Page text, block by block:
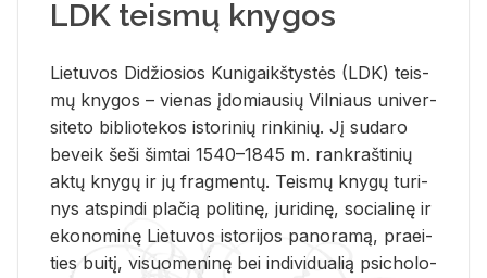
LDK teismų knygos
Lie­tu­vos Di­džio­sios Ku­ni­gaikš­tys­tės (LDK) teis­
mų kny­gos – vie­nas įdo­miau­sių Vil­niaus uni­ver­
si­te­to bi­b­lio­te­kos is­to­ri­nių rin­ki­nių. Jį su­da­ro
be­veik šeši šim­tai 1540–1845 m. rank­raš­ti­nių
aktų kny­gų ir jų frag­men­tų. Teis­mų kny­gų tu­ri­
nys at­spin­di pla­čią po­li­ti­nę, ju­ri­di­nę, so­cia­li­nę ir
eko­no­mi­nę Lie­tu­vos is­to­ri­jos pa­no­ra­mą, pra­ei­
ties bui­tį, vi­suo­me­ni­nę bei in­di­vi­dua­lią psi­cho­lo­